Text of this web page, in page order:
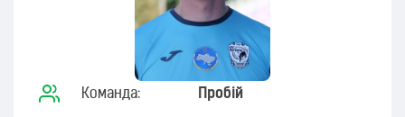
Команда: Пробій